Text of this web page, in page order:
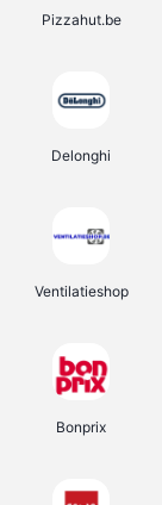
Pizzahut.be
Delonghi
Ventilatieshop
Bonprix